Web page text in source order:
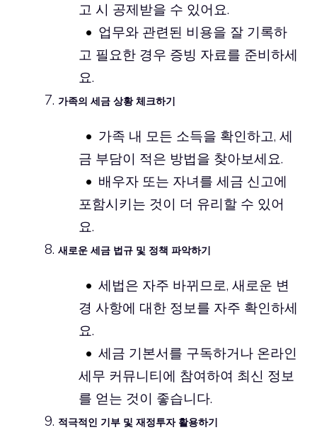
고 시 공제받을 수 있어요.
업무와 관련된 비용을 잘 기록하
고 필요한 경우 증빙 자료를 준비하세
요.
가족의 세금 상황 체크하기
가족 내 모든 소득을 확인하고, 세
금 부담이 적은 방법을 찾아보세요.
배우자 또는 자녀를 세금 신고에
포함시키는 것이 더 유리할 수 있어
요.
새로운 세금 법규 및 정책 파악하기
세법은 자주 바뀌므로, 새로운 변
경 사항에 대한 정보를 자주 확인하세
요.
세금 기본서를 구독하거나 온라인
세무 커뮤니티에 참여하여 최신 정보
를 얻는 것이 좋습니다.
적극적인 기부 및 재정투자 활용하기